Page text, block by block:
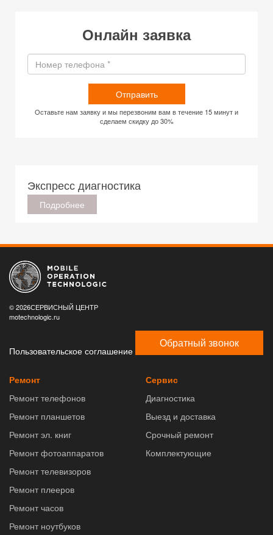
Онлайн заявка
Отправить
Оставьте нам заявку и мы перезвоним вам в течение 15 минут и
сделаем скидку до 30%
Экспресс диагностика
Подробнее
© 2026СЕРВИСНЫЙ ЦЕНТР
motechnologic.ru
Пользовательское соглашение
Обратный звонок
Ремонт
Ремонт телефонов
Ремонт планшетов
Ремонт эл. книг
Ремонт фотоаппаратов
Ремонт телевизоров
Ремонт плееров
Ремонт часов
Ремонт ноутбуков
Сервис
Диагностика
Выезд и доставка
Срочный ремонт
Комплектующие